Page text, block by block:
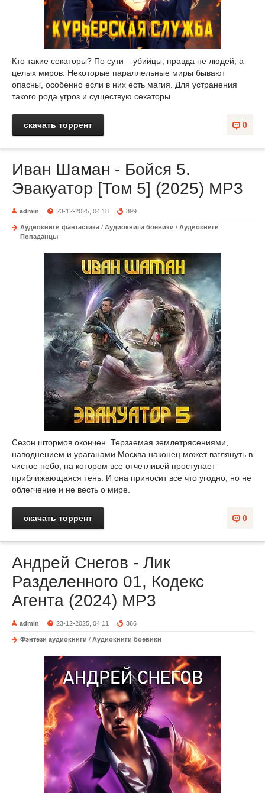
Кто такие секаторы? По сути – убийцы, правда не людей, а
целых миров. Некоторые параллельные миры бывают
опасны, особенно если в них есть магия. Для устранения
такого рода угроз и существую секаторы.
0
скачать торрент
Иван Шаман - Бойся 5.
Эвакуатор [Том 5] (2025) МР3
admin 23-12-2025, 04:18 899
Аудиокниги фантастика / Аудиокниги боевики / Аудиокниги
Попаданцы
Сезон штормов окончен. Терзаемая землетрясениями,
наводнением и ураганами Москва наконец может взглянуть в
чистое небо, на котором все отчетливей проступает
приближающаяся тень. И она приносит все что угодно, но не
облегчение и не весть о мире.
0
скачать торрент
Андрей Снегов - Лик
Разделенного 01, Кодекс
Агента (2024) МР3
admin 23-12-2025, 04:11 366
Фэнтези аудиокниги / Аудиокниги боевики